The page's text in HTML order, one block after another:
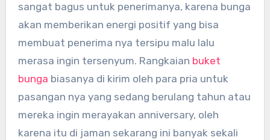
sangat bagus untuk penerimanya, karena bunga
akan memberikan energi positif yang bisa
membuat penerima nya tersipu malu lalu
merasa ingin tersenyum. Rangkaian buket
bunga biasanya di kirim oleh para pria untuk
pasangan nya yang sedang berulang tahun atau
mereka ingin merayakan anniversary, oleh
karena itu di jaman sekarang ini banyak sekali